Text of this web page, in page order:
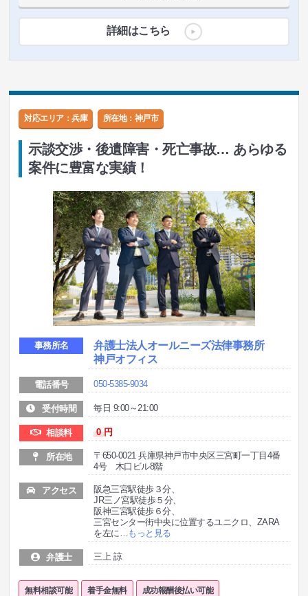
詳細はこちら
対応エリア：兵庫 所在地： 神戸市
示談交渉・後遺障害・死亡事故… あらゆる
案件に豊富な実績！
事務所名
弁護士法人オールニーズ法律事務所
神戸オフィス
電話番号 050-5385-9034
受付時間 毎日 9:00～21:00
相談料 0 円
所在地
〒650-0021 兵庫県神戸市中央区三宮町一丁目4番
4号 木口ビル8階
アクセス
阪急三宮駅徒歩３分、
JR三ノ宮駅徒歩５分、
阪神三宮駅徒歩６分、
三宮センター街中央に位置するユニクロ、ZARA
を左に
もっと見る
弁護士 三上 諒
無料相談可能 着手金無料 成功報酬後払い可能